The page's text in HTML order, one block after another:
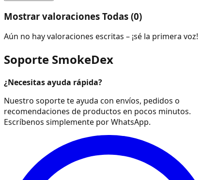
Mostrar valoraciones Todas (0)
Aún no hay valoraciones escritas – ¡sé la primera voz!
Soporte SmokeDex
¿Necesitas ayuda rápida?
Nuestro soporte te ayuda con envíos, pedidos o
recomendaciones de productos en pocos minutos.
Escríbenos simplemente por WhatsApp.